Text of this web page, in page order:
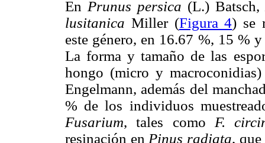
En Prunus persica (L.) Batsch,
lusitanica Miller (Figura 4) se
este género, en 16.67 %, 15 %
La forma y tamaño de las
hongo (micro y
Engelmann, además del
% de los individuos
Fusarium, tales como F.
resinación en Pinus radiata, que